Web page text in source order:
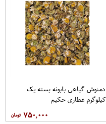
دمنوش گیاهی بابونه بسته یک
کیلوگرم عطاری حکیم
۷۵۰,۰۰۰